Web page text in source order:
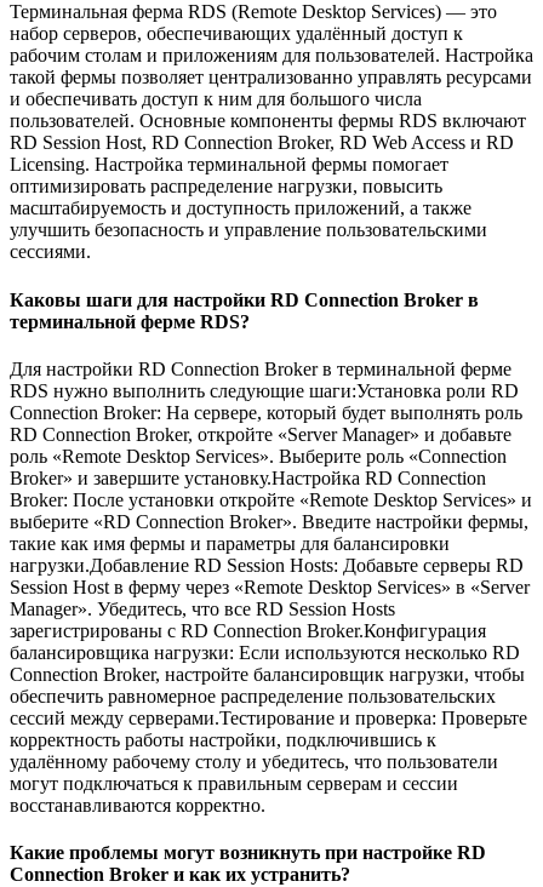
Терминальная ферма RDS (Remote Desktop Services) — это
набор серверов, обеспечивающих удалённый доступ к
рабочим столам и приложениям для пользователей. Настройка
такой фермы позволяет централизованно управлять ресурсами
и обеспечивать доступ к ним для большого числа
пользователей. Основные компоненты фермы RDS включают
RD Session Host, RD Connection Broker, RD Web Access и RD
Licensing. Настройка терминальной фермы помогает
оптимизировать распределение нагрузки, повысить
масштабируемость и доступность приложений, а также
улучшить безопасность и управление пользовательскими
сессиями.
Каковы шаги для настройки RD Connection Broker в
терминальной ферме RDS?
Для настройки RD Connection Broker в терминальной ферме
RDS нужно выполнить следующие шаги:Установка роли RD
Connection Broker: На сервере, который будет выполнять роль
RD Connection Broker, откройте «Server Manager» и добавьте
роль «Remote Desktop Services». Выберите роль «Connection
Broker» и завершите установку.Настройка RD Connection
Broker: После установки откройте «Remote Desktop Services» и
выберите «RD Connection Broker». Введите настройки фермы,
такие как имя фермы и параметры для балансировки
нагрузки.Добавление RD Session Hosts: Добавьте серверы RD
Session Host в ферму через «Remote Desktop Services» в «Server
Manager». Убедитесь, что все RD Session Hosts
зарегистрированы с RD Connection Broker.Конфигурация
балансировщика нагрузки: Если используются несколько RD
Connection Broker, настройте балансировщик нагрузки, чтобы
обеспечить равномерное распределение пользовательских
сессий между серверами.Тестирование и проверка: Проверьте
корректность работы настройки, подключившись к
удалённому рабочему столу и убедитесь, что пользователи
могут подключаться к правильным серверам и сессии
восстанавливаются корректно.
Какие проблемы могут возникнуть при настройке RD
Connection Broker и как их устранить?